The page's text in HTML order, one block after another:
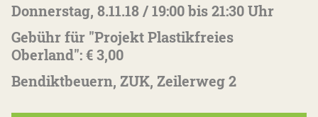
Donnerstag, 8.11.18 / 19:00 bis 21:30 Uhr
Gebühr für "Projekt Plastikfreies
Oberland": € 3,00
Bendiktbeuern, ZUK, Zeilerweg 2